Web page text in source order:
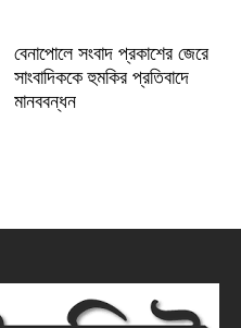
betting experiences today
বেনাপোলে সংবাদ প্রকাশের জেরে
সাংবাদিককে হুমকির প্রতিবাদে
মানববন্ধন